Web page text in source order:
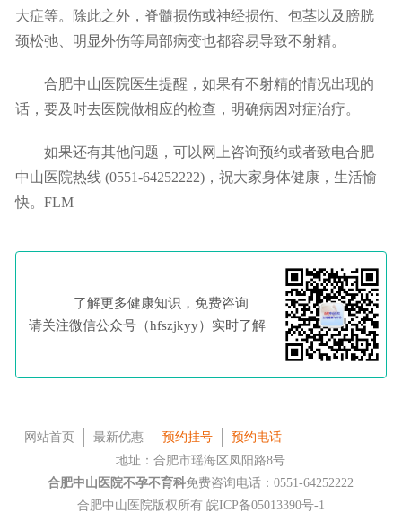
大症等。除此之外，脊髓损伤或神经损伤、包茎以及膀胱
颈松弛、明显外伤等局部病变也都容易导致不射精。
合肥中山医院医生提醒，如果有不射精的情况出现的
话，要及时去医院做相应的检查，明确病因对症治疗。
如果还有其他问题，可以网上咨询预约或者致电合肥
中山医院热线 (0551-64252222)，祝大家身体健康，生活愉
快。FLM
了解更多健康知识，免费咨询
请关注微信公众号（hfszjkyy）实时了解
网站首页 最新优惠 预约挂号
预约电话
地址：合肥市瑶海区凤阳路8号
合肥中山医院不孕不育科免费咨询电话：0551-64252222
合肥中山医院版权所有 皖ICP备05013390号-1